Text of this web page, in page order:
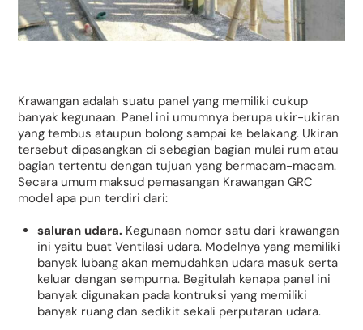
Krawangan adalah suatu panel yang memiliki cukup
banyak kegunaan. Panel ini umumnya berupa ukir-ukiran
yang tembus ataupun bolong sampai ke belakang. Ukiran
tersebut dipasangkan di sebagian bagian mulai rum atau
bagian tertentu dengan tujuan yang bermacam-macam.
Secara umum maksud pemasangan Krawangan GRC
model apa pun terdiri dari:
saluran udara. Kegunaan nomor satu dari krawangan
ini yaitu buat Ventilasi udara. Modelnya yang memiliki
banyak lubang akan memudahkan udara masuk serta
keluar dengan sempurna. Begitulah kenapa panel ini
banyak digunakan pada kontruksi yang memiliki
banyak ruang dan sedikit sekali perputaran udara.